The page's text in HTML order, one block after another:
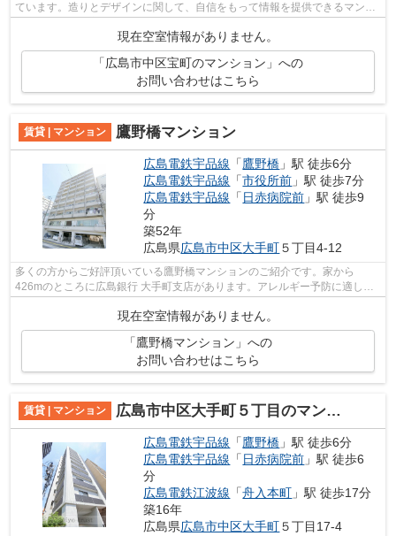
ています。造りとデザインに関して、自信をもって情報を提供できるマンシ
現在空室情報がありません。
「広島市中区宝町のマンション」への
お問い合わせはこちら
賃貸 | マンション 鷹野橋マンション
広島電鉄宇品線 「鷹野橋 」駅 徒歩6分
広島電鉄宇品線 「市役所前 」駅 徒歩7分
広島電鉄宇品線 「 日赤病院前 」駅 徒歩9
分
築52年
広島県広島市中区大手町５丁目4-12
多くの方からご好評頂いている鷹野橋マンションのご紹介です。家から
426mのところに広島銀行 大手町支店があります。アレルギー予防に適し
た、通気性の良い安心のマンションです。健康...
現在空室情報がありません。
「鷹野橋マンション」への
お問い合わせはこちら
賃貸 | マンション 広島市中区大手町５丁目のマンション
広島電鉄宇品線 「鷹野橋 」駅 徒歩6分
広島電鉄宇品線 「 日赤病院前 」駅 徒歩6
分
広島電鉄江波線 「舟入本町 」駅 徒歩17分
築16年
広島県広島市中区大手町５丁目17-4